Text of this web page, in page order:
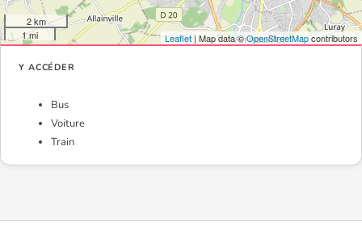
2 km
1 mi
Leaflet | Map data ©OpenStreetMapcontributors
Y ACCÉDER
Bus
Voiture
Train